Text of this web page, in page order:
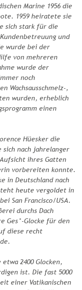
Marine 1956 die
1959 heiratete sie
sich stark für die
und
wurde bei der
von mehreren
wurde der
noch
Wachsausschmelz-,
wurden, erheblich
einen
Hüesker die
sich nach jahrelanger
ihres Gatten
vorbereiten konnte.
in Deutschland nach
heute vergoldet in
San Francisco/USA.
durchs Dach
Ges°-Glocke für den
diese recht
2400 Glocken,
ist. Die fast 5000
einer Vatikanischen